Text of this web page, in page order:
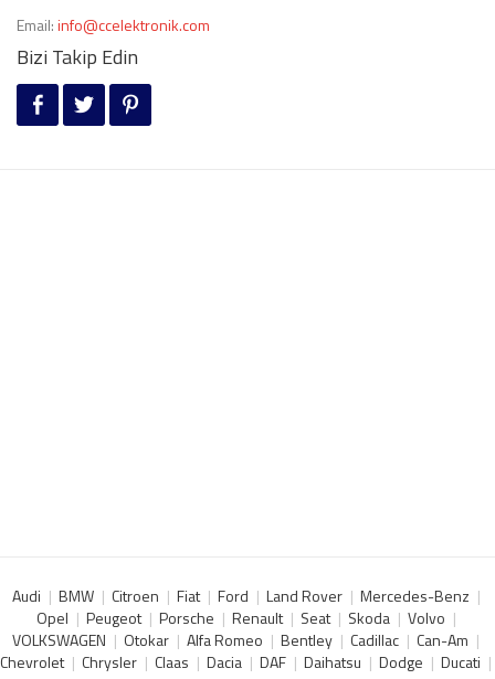
Email:info@ccelektronik.com
Bizi Takip Edin
Audi BMW Citroen Fiat Ford Land Rover
Mercedes-Benz
Opel
Peugeot Porsche Renault Seat Skoda
Volvo
VOLKSWAGEN
Otokar Alfa Romeo Bentley Cadillac
Can-Am
Chevrolet
Chrysler Claas Dacia DAF Daihatsu Dodge
Ducati